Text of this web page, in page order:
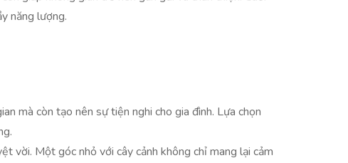
năng lượng.
mà còn tạo nên sự tiện nghi cho gia đình. Lựa chọn
vời. Một góc nhỏ với cây cảnh không chỉ mang lại cảm